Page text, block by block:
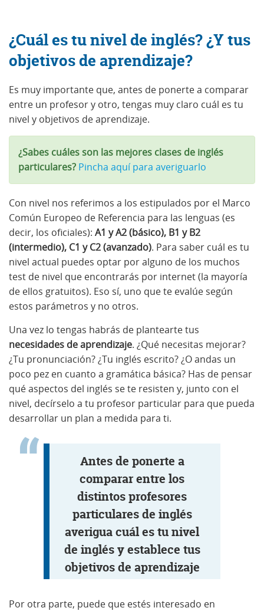
¿Cuál es tu nivel de inglés? ¿Y tus
objetivos de aprendizaje?
Es muy importante que, antes de ponerte a comparar
entre un profesor y otro, tengas muy claro cuál es tu
nivel y objetivos de aprendizaje.
¿Sabes cuáles son las mejores clases de inglés
particulares? Pincha aquí para averiguarlo
Con nivel nos referimos a los estipulados por el Marco
Común Europeo de Referencia para las lenguas (es
decir, los oficiales): A1 y A2 (básico), B1 y B2
(intermedio), C1 y C2 (avanzado). Para saber cuál es tu
nivel actual puedes optar por alguno de los muchos
test de nivel que encontrarás por internet (la mayoría
de ellos gratuitos). Eso sí, uno que te evalúe según
estos parámetros y no otros.
Una vez lo tengas habrás de plantearte tus
necesidades de aprendizaje. ¿Qué necesitas mejorar?
¿Tu pronunciación? ¿Tu inglés escrito? ¿O andas un
poco pez en cuanto a gramática básica? Has de pensar
qué aspectos del inglés se te resisten y, junto con el
nivel, decírselo a tu profesor particular para que pueda
desarrollar un plan a medida para ti.
Antes de ponerte a
comparar entre los
distintos profesores
particulares de inglés
averigua cuál es tu nivel
de inglés y establece tus
objetivos de aprendizaje
Por otra parte, puede que estés interesado en